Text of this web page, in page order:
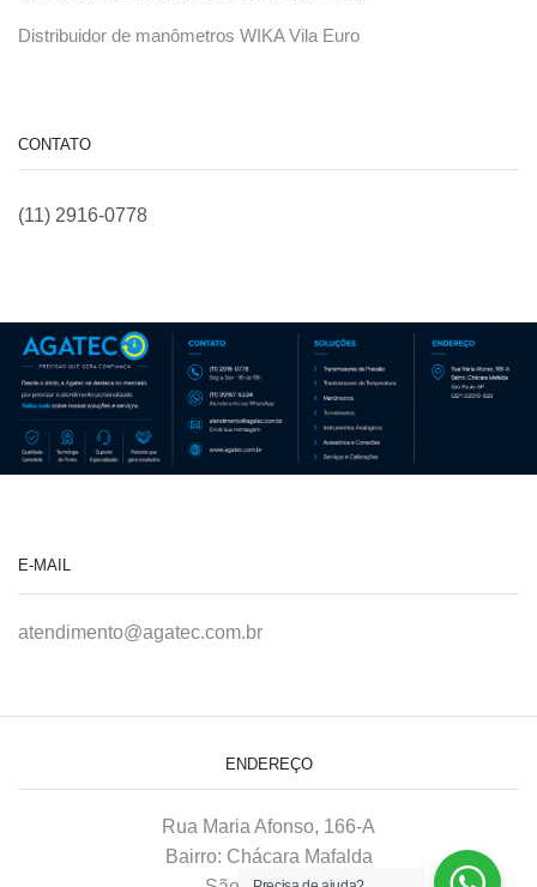
Distribuidor de manômetros WIKA Vila Euro
CONTATO
(11) 2916-0778
E-MAIL
atendimento@agatec.com.br
ENDEREÇO
Rua Maria Afonso, 166-A
Bairro: Chácara Mafalda